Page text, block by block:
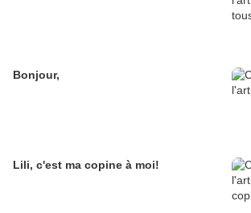
Bonjour,
Lili, c'est ma copine à moi!